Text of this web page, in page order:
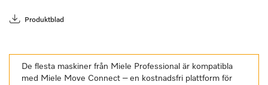
Produktblad
De flesta maskiner från Miele Professional är kompatibla
med Miele Move Connect – en kostnadsfri plattform för